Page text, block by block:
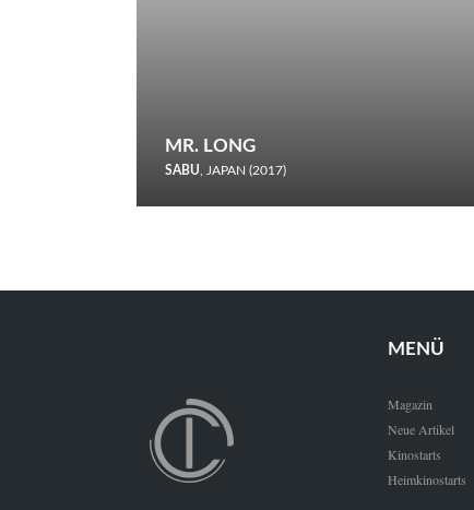
MR. LONG
SABU, JAPAN (2017)
den Wettbewerb.
MENÜ
Magazin
Neue Artikel
Kinostarts
Heimkinostarts